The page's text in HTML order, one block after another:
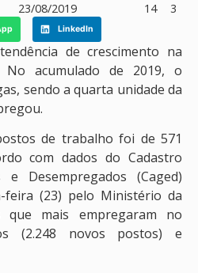
23/08/2019
14
3
LinkedIn
de crescimento na
No acumulado de 2019, o
sendo a quarta unidade da
de trabalho foi de 571
com dados do Cadastro
Desempregados (Caged)
feira (23) pelo Ministério da
que mais empregaram no
(2.248 novos postos) e